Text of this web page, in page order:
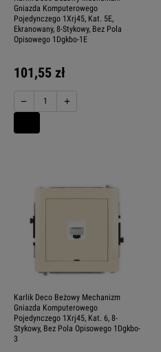
Gniazda Komputerowego
Pojedynczego 1Xrj45, Kat. 5E,
Ekranowany, 8-Stykowy, Bez Pola
Opisowego 1Dgkbo-1E
101,55 zł
− +
Karlik Deco Beżowy Mechanizm
Gniazda Komputerowego
Pojedynczego 1Xrj45, Kat. 6, 8-
Stykowy, Bez Pola Opisowego 1Dgkbo-
3